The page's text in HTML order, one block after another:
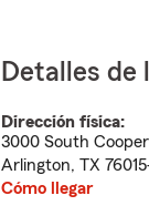
Detalles de
Dirección física:
3000 South
Arlington, TX
Cómo llegar